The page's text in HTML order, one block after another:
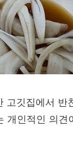
고깃집에서 반
개인적인 의견